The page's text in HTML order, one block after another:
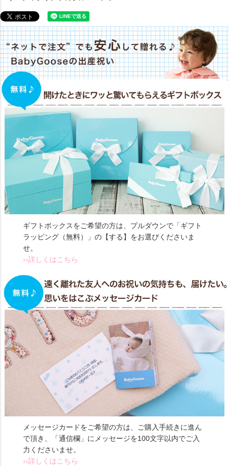
ギフトボックスをご希望の方は、プルダウンで「ギフト
ラッピング（無料）」の【する】をお選びくださいま
せ。
››詳しくはこちら
メッセージカードをご希望の方は、ご購入手続きに進ん
で頂き、「通信欄」にメッセージを100文字以内でご入
力くださいませ。
››詳しくはこちら